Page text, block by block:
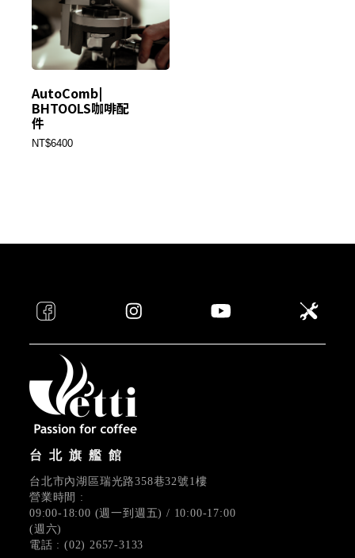
AutoComb|
BHTOOLS咖啡配
件
NT$6400
台北旗艦館
台北市內湖區瑞光路358巷32號1樓
營業時間 :
09:00-18:00 (週一到週五) / 10:00-17:00
(週六)
電話 : (02) 2657-3133